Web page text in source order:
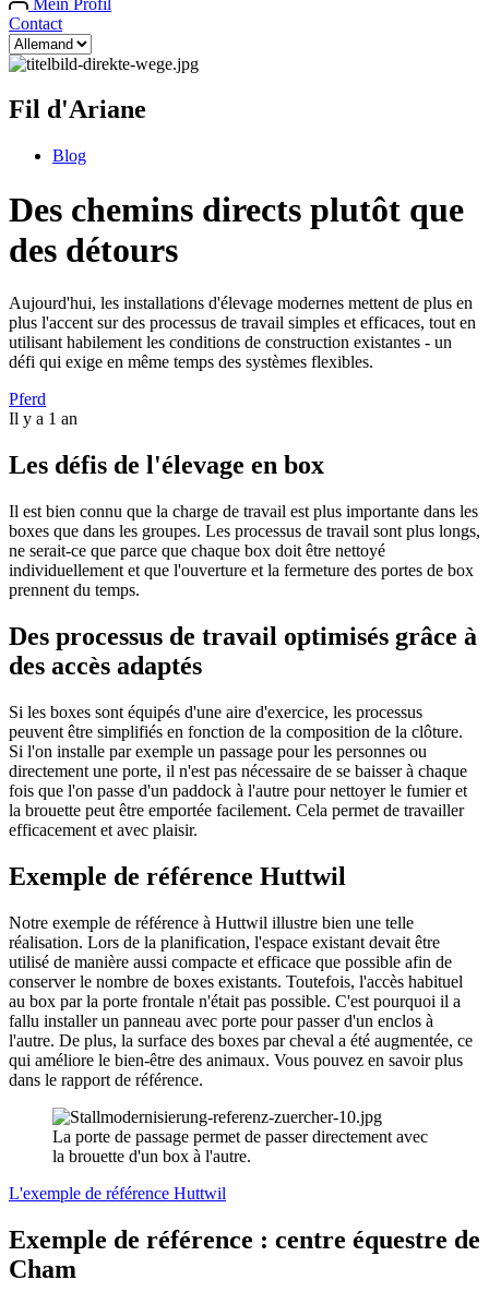
Contact
Fil d'Ariane
Blog
Des chemins directs plutôt que
des détours
Aujourd'hui, les installations d'élevage modernes mettent de plus en
plus l'accent sur des processus de travail simples et efficaces, tout en
utilisant habilement les conditions de construction existantes - un
défi qui exige en même temps des systèmes flexibles.
Pferd
Il y a 1 an
Les défis de l'élevage en box
Il est bien connu que la charge de travail est plus importante dans les
boxes que dans les groupes. Les processus de travail sont plus longs,
ne serait-ce que parce que chaque box doit être nettoyé
individuellement et que l'ouverture et la fermeture des portes de box
prennent du temps.
Des processus de travail optimisés grâce à
des accès adaptés
Si les boxes sont équipés d'une aire d'exercice, les processus
peuvent être simplifiés en fonction de la composition de la clôture.
Si l'on installe par exemple un passage pour les personnes ou
directement une porte, il n'est pas nécessaire de se baisser à chaque
fois que l'on passe d'un paddock à l'autre pour nettoyer le fumier et
la brouette peut être emportée facilement. Cela permet de travailler
efficacement et avec plaisir.
Exemple de référence Huttwil
Notre exemple de référence à Huttwil illustre bien une telle
réalisation. Lors de la planification, l'espace existant devait être
utilisé de manière aussi compacte et efficace que possible afin de
conserver le nombre de boxes existants. Toutefois, l'accès habituel
au box par la porte frontale n'était pas possible. C'est pourquoi il a
fallu installer un panneau avec porte pour passer d'un enclos à
l'autre. De plus, la surface des boxes par cheval a été augmentée, ce
qui améliore le bien-être des animaux. Vous pouvez en savoir plus
dans le rapport de référence.
La porte de passage permet de passer directement avec
la brouette d'un box à l'autre.
L'exemple de référence Huttwil
Exemple de référence : centre équestre de
Cham